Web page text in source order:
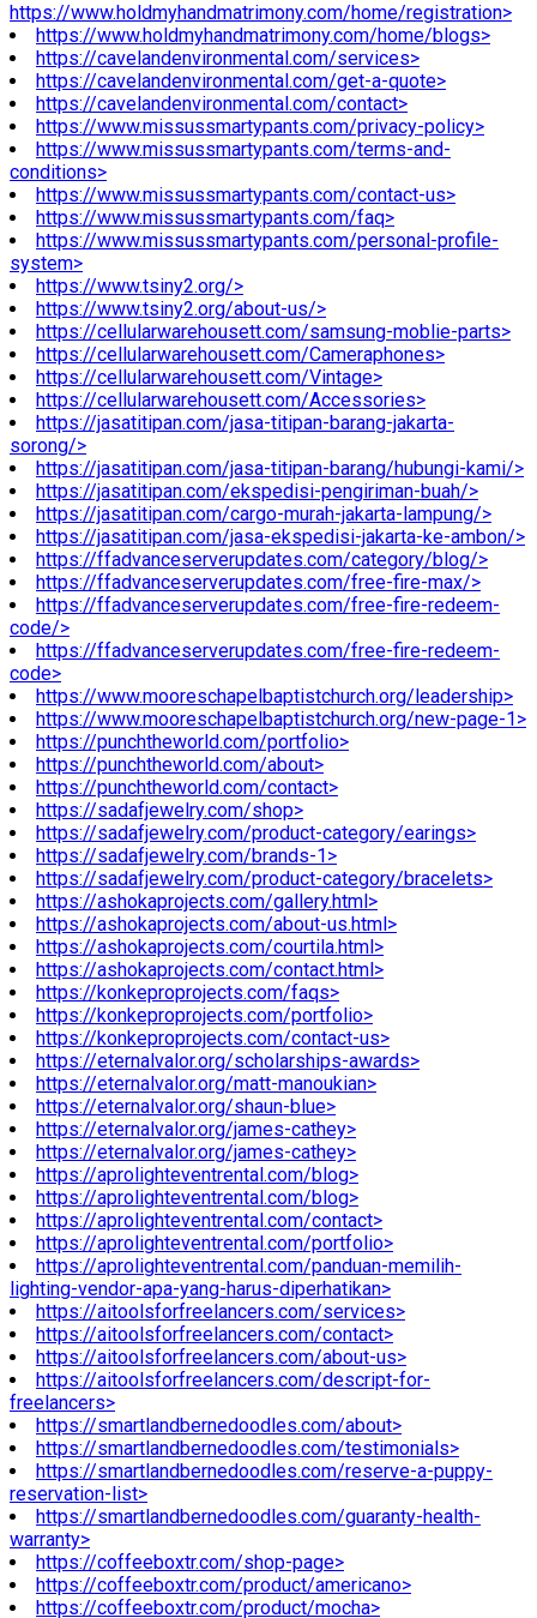
https://www.holdmyhandmatrimony.com/home/registration>
https://www.holdmyhandmatrimony.com/home/blogs>
https://cavelandenvironmental.com/services>
https://cavelandenvironmental.com/get-a-quote>
https://cavelandenvironmental.com/contact>
https://www.missussmartypants.com/privacy-policy>
https://www.missussmartypants.com/terms-and-
conditions>
https://www.missussmartypants.com/contact-us>
https://www.missussmartypants.com/faq>
https://www.missussmartypants.com/personal-profile-
system>
https://www.tsiny2.org/>
https://www.tsiny2.org/about-us/>
https://cellularwarehousett.com/samsung-moblie-parts>
https://cellularwarehousett.com/Cameraphones>
https://cellularwarehousett.com/Vintage>
https://cellularwarehousett.com/Accessories>
https://jasatitipan.com/jasa-titipan-barang-jakarta-
sorong/>
https://jasatitipan.com/jasa-titipan-barang/hubungi-kami/>
https://jasatitipan.com/ekspedisi-pengiriman-buah/>
https://jasatitipan.com/cargo-murah-jakarta-lampung/>
https://jasatitipan.com/jasa-ekspedisi-jakarta-ke-ambon/>
https://ffadvanceserverupdates.com/category/blog/>
https://ffadvanceserverupdates.com/free-fire-max/>
https://ffadvanceserverupdates.com/free-fire-redeem-
code/>
https://ffadvanceserverupdates.com/free-fire-redeem-
code>
https://www.mooreschapelbaptistchurch.org/leadership>
https://www.mooreschapelbaptistchurch.org/new-page-1>
https://punchtheworld.com/portfolio>
https://punchtheworld.com/about>
https://punchtheworld.com/contact>
https://sadafjewelry.com/shop>
https://sadafjewelry.com/product-category/earings>
https://sadafjewelry.com/brands-1>
https://sadafjewelry.com/product-category/bracelets>
https://ashokaprojects.com/gallery.html>
https://ashokaprojects.com/about-us.html>
https://ashokaprojects.com/courtila.html>
https://ashokaprojects.com/contact.html>
https://konkeproprojects.com/faqs>
https://konkeproprojects.com/portfolio>
https://konkeproprojects.com/contact-us>
https://eternalvalor.org/scholarships-awards>
https://eternalvalor.org/matt-manoukian>
https://eternalvalor.org/shaun-blue>
https://eternalvalor.org/james-cathey>
https://eternalvalor.org/james-cathey>
https://aprolighteventrental.com/blog>
https://aprolighteventrental.com/blog>
https://aprolighteventrental.com/contact>
https://aprolighteventrental.com/portfolio>
https://aprolighteventrental.com/panduan-memilih-
lighting-vendor-apa-yang-harus-diperhatikan>
https://aitoolsforfreelancers.com/services>
https://aitoolsforfreelancers.com/contact>
https://aitoolsforfreelancers.com/about-us>
https://aitoolsforfreelancers.com/descript-for-
freelancers>
https://smartlandbernedoodles.com/about>
https://smartlandbernedoodles.com/testimonials>
https://smartlandbernedoodles.com/reserve-a-puppy-
reservation-list>
https://smartlandbernedoodles.com/guaranty-health-
warranty>
https://coffeeboxtr.com/shop-page>
https://coffeeboxtr.com/product/americano>
https://coffeeboxtr.com/product/mocha>